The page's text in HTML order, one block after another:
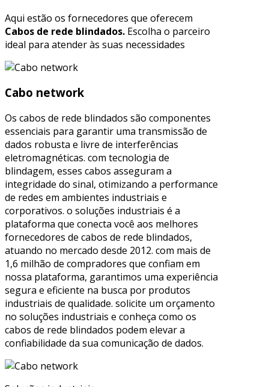
Aqui estão os fornecedores que oferecem
Cabos de rede blindados. Escolha o parceiro
ideal para atender às suas necessidades
Cabo network
Os cabos de rede blindados são componentes
essenciais para garantir uma transmissão de
dados robusta e livre de interferências
eletromagnéticas. com tecnologia de
blindagem, esses cabos asseguram a
integridade do sinal, otimizando a performance
de redes em ambientes industriais e
corporativos. o soluções industriais é a
plataforma que conecta você aos melhores
fornecedores de cabos de rede blindados,
atuando no mercado desde 2012. com mais de
1,6 milhão de compradores que confiam em
nossa plataforma, garantimos uma experiência
segura e eficiente na busca por produtos
industriais de qualidade. solicite um orçamento
no soluções industriais e conheça como os
cabos de rede blindados podem elevar a
confiabilidade da sua comunicação de dados.